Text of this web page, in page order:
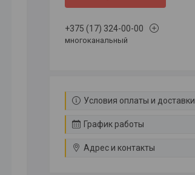
+375 (17) 324-00-00
многоканальный
Условия оплаты и доставки
График работы
Адрес и контакты